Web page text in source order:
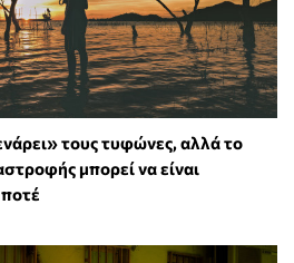
τους τυφώνες, αλλά το
μπορεί να είναι